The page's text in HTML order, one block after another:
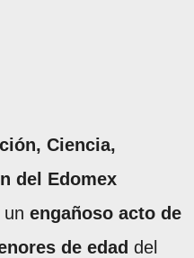
Ciencia,
del Edomex
un engañoso acto de
de edad del